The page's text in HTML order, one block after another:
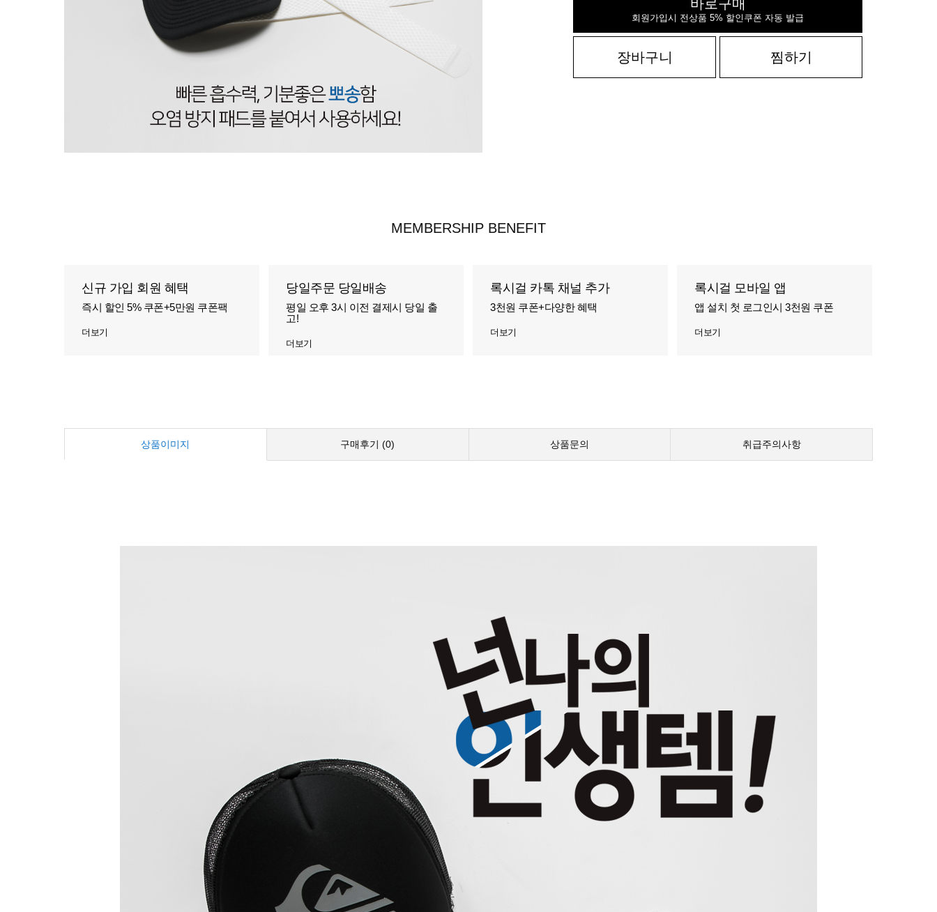
바로구매
회원가입시 전상품 5% 할인쿠폰 자동 발급
장바구니 찜하기
MEMBERSHIP BENEFIT
신규 가입 회원 혜택
즉시 할인 5% 쿠폰+5만원 쿠폰팩
더보기
당일주문 당일배송
평일 오후 3시 이전 결제시 당일 출
고!
더보기
록시걸 카톡 채널 추가
3천원 쿠폰+다양한 혜택
더보기
록시걸 모바일 앱
앱 설치 첫 로그인시 3천원 쿠폰
더보기
상품이미지 구매후기 (0) 상품문의 취급주의사항